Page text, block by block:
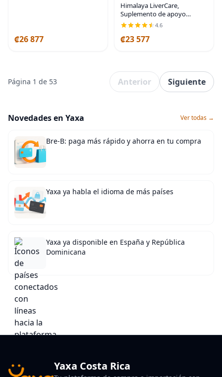
₡26 877
Himalaya LiverCare,
Suplemento de apoyo
hepático a base de hierbas
que promueve la eliminación
de residuos, limpieza del
4.6
₡23 577
Página 1 de 53 Anterior Siguiente
Novedades en Yaxa Ver todas →
Bre-B: paga más rápido y ahorra en tu compra
Yaxa ya habla el idioma de más países
Yaxa ya disponible en España y República
Dominicana
Yaxa Costa Rica